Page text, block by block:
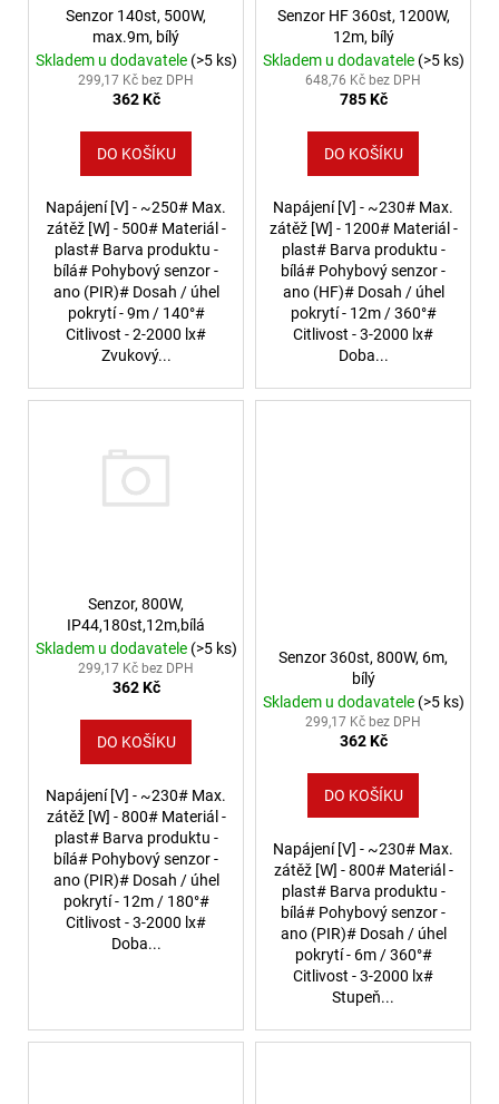
Senzor 140st, 500W,
max.9m, bílý
Skladem u dodavatele (>5 ks)
299,17 Kč bez DPH
362 Kč
DO KOŠÍKU
Napájení [V] - ~250# Max.
zátěž [W] - 500# Materiál -
plast# Barva produktu -
bílá# Pohybový senzor -
ano (PIR)# Dosah / úhel
pokrytí - 9m / 140°#
Citlivost - 2-2000 lx#
Zvukový...
Senzor HF 360st, 1200W,
12m, bílý
Skladem u dodavatele (>5 ks)
648,76 Kč bez DPH
785 Kč
DO KOŠÍKU
Napájení [V] - ~230# Max.
zátěž [W] - 1200# Materiál -
plast# Barva produktu -
bílá# Pohybový senzor -
ano (HF)# Dosah / úhel
pokrytí - 12m / 360°#
Citlivost - 3-2000 lx#
Doba...
Senzor, 800W,
IP44,180st,12m,bílá
Skladem u dodavatele (>5 ks)
299,17 Kč bez DPH
362 Kč
DO KOŠÍKU
Napájení [V] - ~230# Max.
zátěž [W] - 800# Materiál -
plast# Barva produktu -
bílá# Pohybový senzor -
ano (PIR)# Dosah / úhel
pokrytí - 12m / 180°#
Citlivost - 3-2000 lx#
Doba...
Senzor 360st, 800W, 6m,
bílý
Skladem u dodavatele (>5 ks)
299,17 Kč bez DPH
362 Kč
DO KOŠÍKU
Napájení [V] - ~230# Max.
zátěž [W] - 800# Materiál -
plast# Barva produktu -
bílá# Pohybový senzor -
ano (PIR)# Dosah / úhel
pokrytí - 6m / 360°#
Citlivost - 3-2000 lx#
Stupeň...
ČERNÁ
LIGHTING